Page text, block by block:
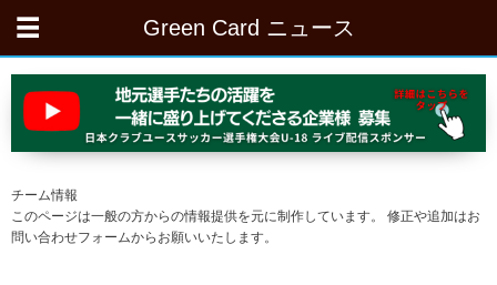
Green Card ニュース
チーム情報
このページは一般の方からの情報提供を元に制作しています。 修正や追加はお
問い合わせフォームからお願いいたします。